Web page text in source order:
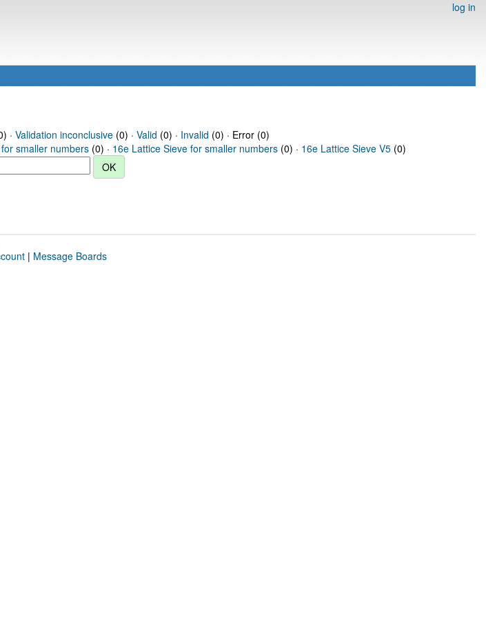
log in
· Validation inconclusive(0) · Valid (0) · Invalid (0) · Error (0)
smaller numbers (0) · 16e Lattice Sieve for smaller numbers (0) · 16e Lattice Sieve V5 (0)
| Message Boards